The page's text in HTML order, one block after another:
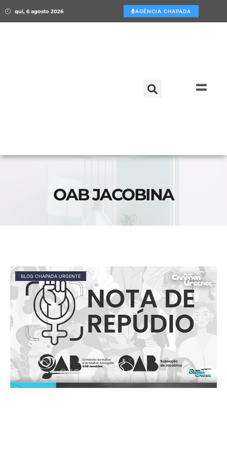
qui, 6 agosto 2026 AGÊNCIA CHAPADA
OAB JACOBINA
BLOG CHAPADA URGENTE